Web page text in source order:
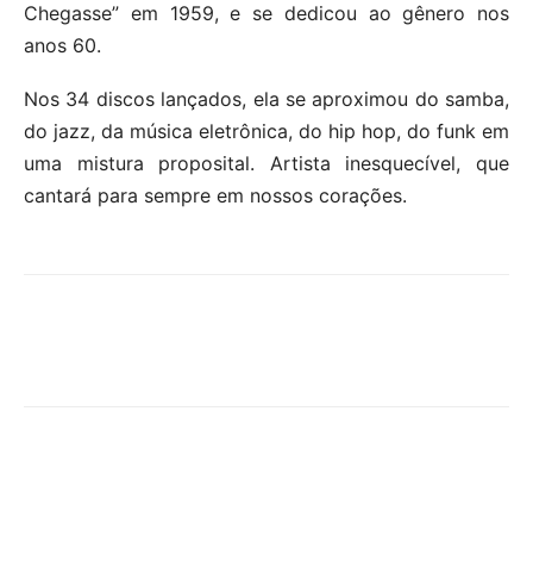
Chegasse” em 1959, e se dedicou ao gênero nos
anos 60.
Nos 34 discos lançados, ela se aproximou do samba,
do jazz, da música eletrônica, do hip hop, do funk em
uma mistura proposital. Artista inesquecível, que
cantará para sempre em nossos corações.